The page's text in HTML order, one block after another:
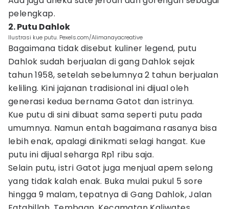
pelengkap.
2. Putu Dahlok
Ilustrasi kue putu. Pexels.com/Alimanayacreative
Bagaimana tidak disebut kuliner legend, putu
Dahlok sudah berjualan di gang Dahlok sejak
tahun 1958, setelah sebelumnya 2 tahun berjualan
keliling. Kini jajanan tradisional ini dijual oleh
generasi kedua bernama Gatot dan istrinya.
Kue putu di sini dibuat sama seperti putu pada
umumnya. Namun entah bagaimana rasanya bisa
lebih enak, apalagi dinikmati selagi hangat. Kue
putu ini dijual seharga Rp1 ribu saja.
Selain putu, istri Gatot juga menjual apem selong
yang tidak kalah enak. Buka mulai pukul 5 sore
hingga 9 malam, tepatnya di Gang Dahlok, Jalan